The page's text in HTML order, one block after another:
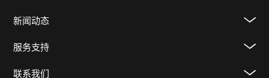
新闻动态
服务支持
联系我们